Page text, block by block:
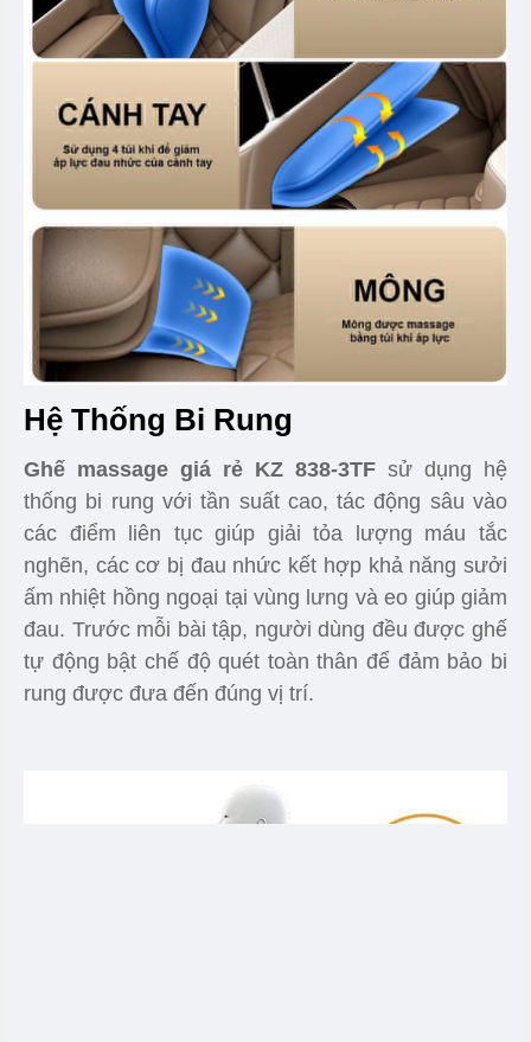
Hệ Thống Bi Rung
Ghế massage giá rẻ KZ 838-3TF sử dụng hệ
thống bi rung với tần suất cao, tác động sâu vào
các điểm liên tục giúp giải tỏa lượng máu tắc
nghẽn, các cơ bị đau nhức kết hợp khả năng sưởi
ấm nhiệt hồng ngoại tại vùng lưng và eo giúp giảm
đau. Trước mỗi bài tập, người dùng đều được ghế
tự động bật chế độ quét toàn thân để đảm bảo bi
rung được đưa đến đúng vị trí.